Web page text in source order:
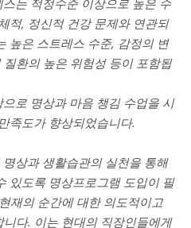
적, 정신적 건강 문제와 연관되
높은 스트레스 수준, 감정의 변
환의 높은 위험성 등이 포함됩
으로 명상과 마음 챙김 수업을 시
족도가 향상되었습니다.
상과 생활습관의 실천을 통해
있도록 명상프로그램 도입이 필
재의 순간에 대한 의도적이고
다. 이는 현대의 직장인들에게